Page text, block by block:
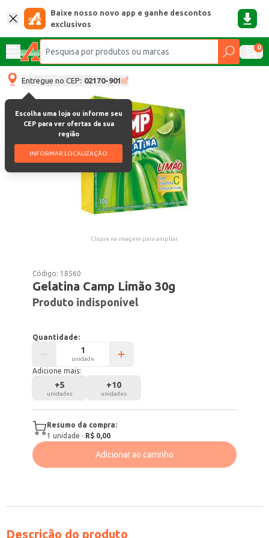
Baixe nosso novo app e ganhe descontos
exclusivos
0
Entregue no CEP: 02170-901
Escolha uma loja ou informe seu
CEP para ver ofertas da sua
região
INFORMAR LOCALIZAÇÃO
Clique na imagem para ampliar.
Código: 18560
Gelatina Camp Limão 30g
Produto indisponível
Quantidade:
unidade
Adicione mais:
+5
unidades
+10
unidades
Resumo da compra:
1 unidade · R$ 0,00
Adicionar ao carrinho
Descrição do produto